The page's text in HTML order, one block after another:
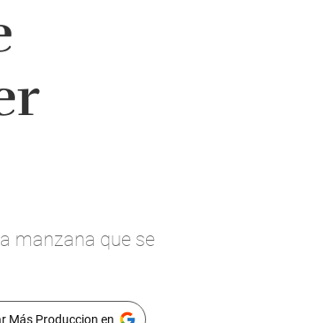
manzana que se
Más Produccion en